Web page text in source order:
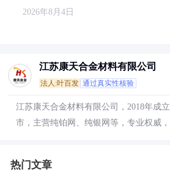
2026年8月4日
江苏康天合金材料有限公司
法人:叶百发 通过真实性核验
江苏康天合金材料有限公司，2018年成
市，主营纯铂网、纯银网等，专业权威，
热门文章